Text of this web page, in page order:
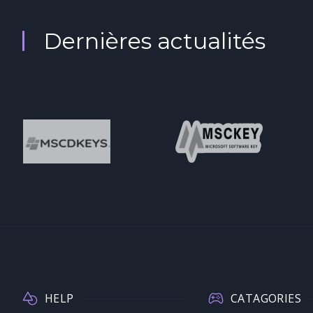
Dernières actualités
HELP CATAGORIES